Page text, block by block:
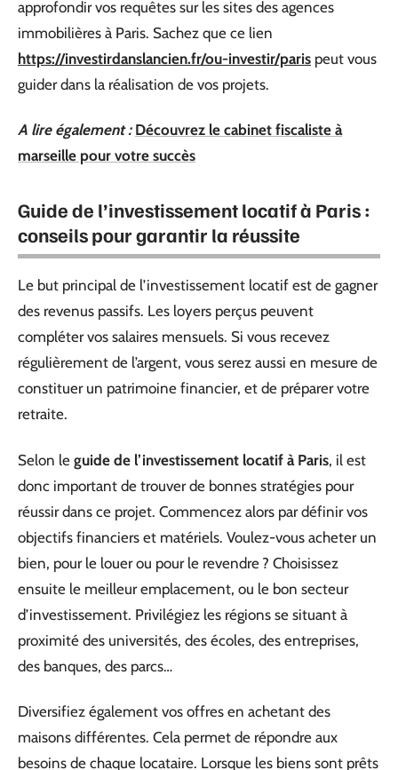
approfondir vos requêtes sur les sites des agences
immobilières à Paris. Sachez que ce lien
https://investirdanslancien.fr/ou-investir/paris peut vous
guider dans la réalisation de vos projets.
A lire également : Découvrez le cabinet fiscaliste à
marseille pour votre succès
Guide de l’investissement locatif à Paris :
conseils pour garantir la réussite
Le but principal de l’investissement locatif est de gagner
des revenus passifs. Les loyers perçus peuvent
compléter vos salaires mensuels. Si vous recevez
régulièrement de l’argent, vous serez aussi en mesure de
constituer un patrimoine financier, et de préparer votre
retraite.
Selon le guide de l’investissement locatif à Paris, il est
donc important de trouver de bonnes stratégies pour
réussir dans ce projet. Commencez alors par définir vos
objectifs financiers et matériels. Voulez-vous acheter un
bien, pour le louer ou pour le revendre ? Choisissez
ensuite le meilleur emplacement, ou le bon secteur
d’investissement. Privilégiez les régions se situant à
proximité des universités, des écoles, des entreprises,
des banques, des parcs…
Diversifiez également vos offres en achetant des
maisons différentes. Cela permet de répondre aux
besoins de chaque locataire. Lorsque les biens sont prêts